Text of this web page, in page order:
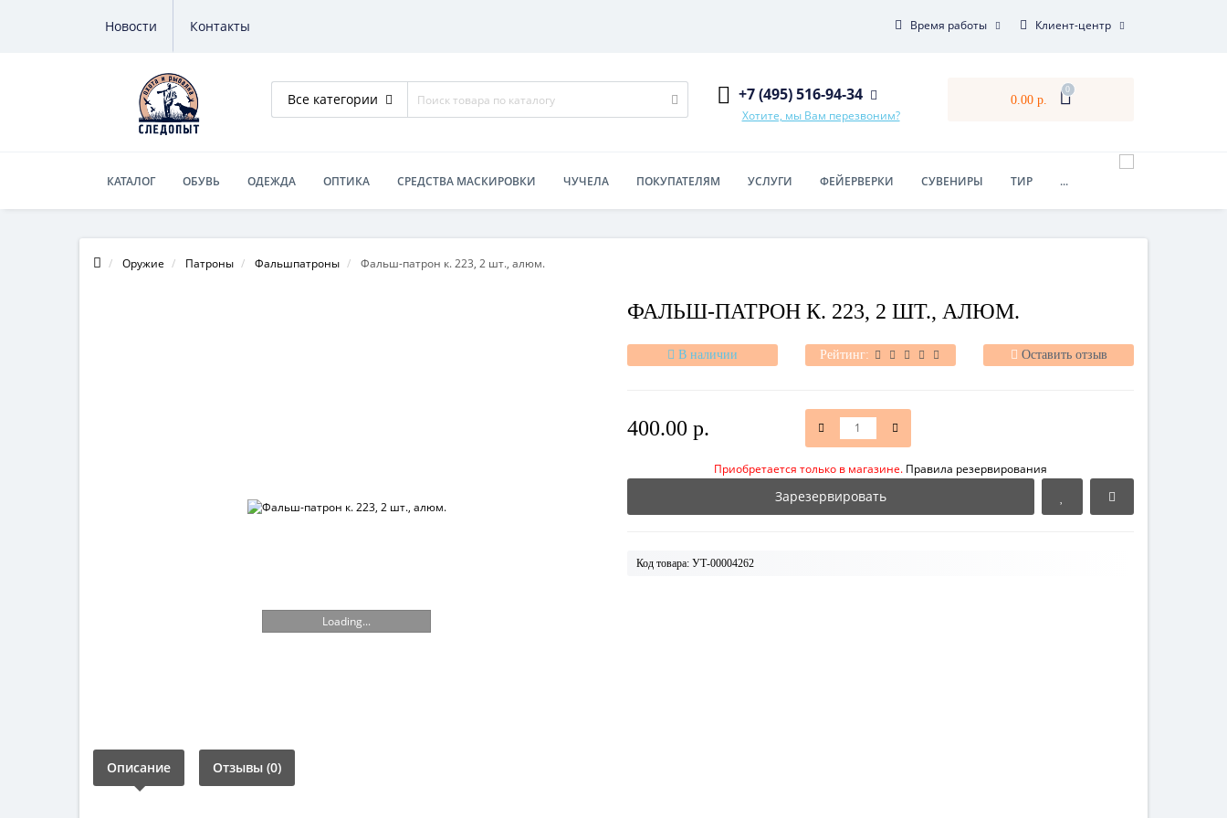
Новости Контакты Время работы Клиент-центр
Все категории +7 (495) 516-94-34
Хотите, мы Вам перезвоним?
0.00 р.
0
КАТАЛОГ ОБУВЬ ОДЕЖДА ОПТИКА СРЕДСТВА МАСКИРОВКИ ЧУЧЕЛА ПОКУПАТЕЛЯМ УСЛУГИ ФЕЙЕРВЕРКИ СУВЕНИРЫ ТИР ...
Оружие Патроны Фальшпатроны Фальш-патрон к. 223, 2 шт., алюм.
Loading...
ФАЛЬШ-ПАТРОН К. 223, 2 ШТ., АЛЮМ.
В наличии Рейтинг: Оставить отзыв
400.00 р.
Приобретается только в магазине. Правила резервирования
Зарезервировать
Код товара: УТ-00004262
Описание Отзывы (0)